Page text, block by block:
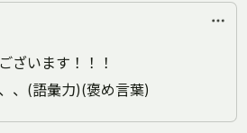
ざいます！！！
、(語彙力)(褒め言葉)